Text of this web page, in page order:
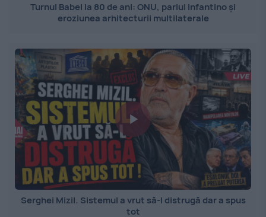
Turnul Babel la 80 de ani: ONU, pariul Infantino și
eroziunea arhitecturii multilaterale
Serghei Mizil. Sistemul a vrut să-l distrugă dar a spus
tot